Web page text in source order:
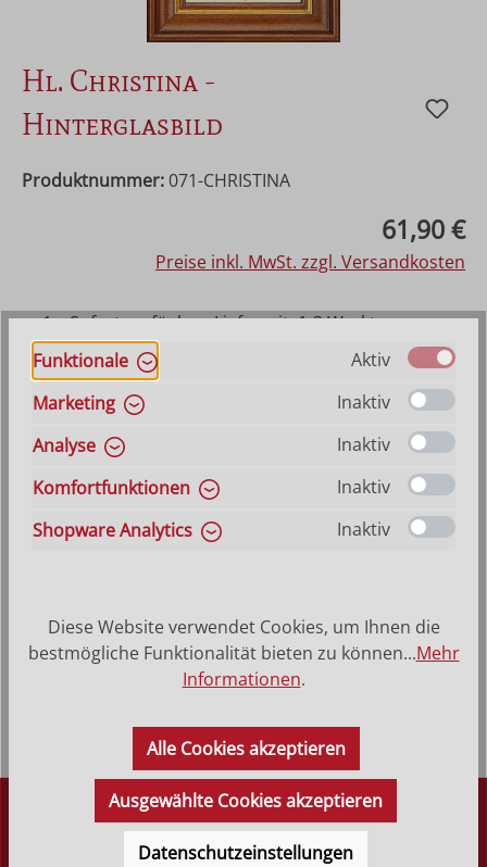
Hl. Christina -
Hinterglasbild
Produktnummer: 071-CHRISTINA
61,90 €
Preise inkl. MwSt. zzgl. Versandkosten
1 x Sofort verfügbar, Lieferzeit: 1-3 Werktage
ansonsten Vorraussichtlich lieferbar ab 21. August
2026
Produkt Anzahl: Gib den gewünschten
In den Warenkorb
AB 150,-*
Heilige Christina - Hinterglasbild, Patronatsbild,
Namenspatron mit Heiligenname, Hinterglasmalerei
Rahmen aus Echtholz &nd…Mehr
DÜRR KRIPPEN
SEIT 1977
Funktionale
Aktiv
Marketing
Inaktiv
Analyse
Inaktiv
Komfortfunktionen
Inaktiv
Shopware Analytics
Inaktiv
Diese Website verwendet Cookies, um Ihnen die
bestmögliche Funktionalität bieten zu können...Mehr
Informationen.
Alle Cookies akzeptieren
Ausgewählte Cookies akzeptieren
Datenschutzeinstellungen